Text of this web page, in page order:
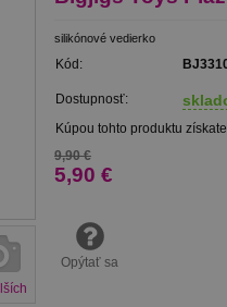
silikónové vedierko
Kód:
Dostupnosť:
Kúpou tohto produktu získate
9,90 €
5,90 €
Opýtať sa